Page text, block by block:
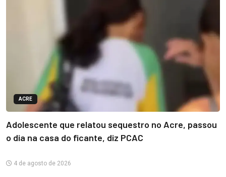
ACRE
Adolescente que relatou sequestro no Acre, passou
o dia na casa do ficante, diz PCAC
4 de agosto de 2026